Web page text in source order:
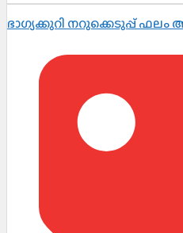
ഭാഗ്യക്കുറി നറുക്കെടുപ്പ്